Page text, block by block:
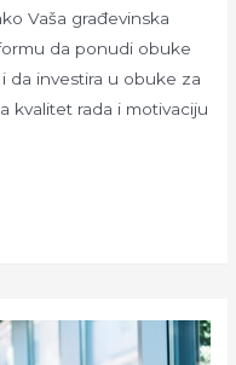
Vaša građevinska
da ponudi obuke
da investira u obuke za
kvalitet rada i motivaciju